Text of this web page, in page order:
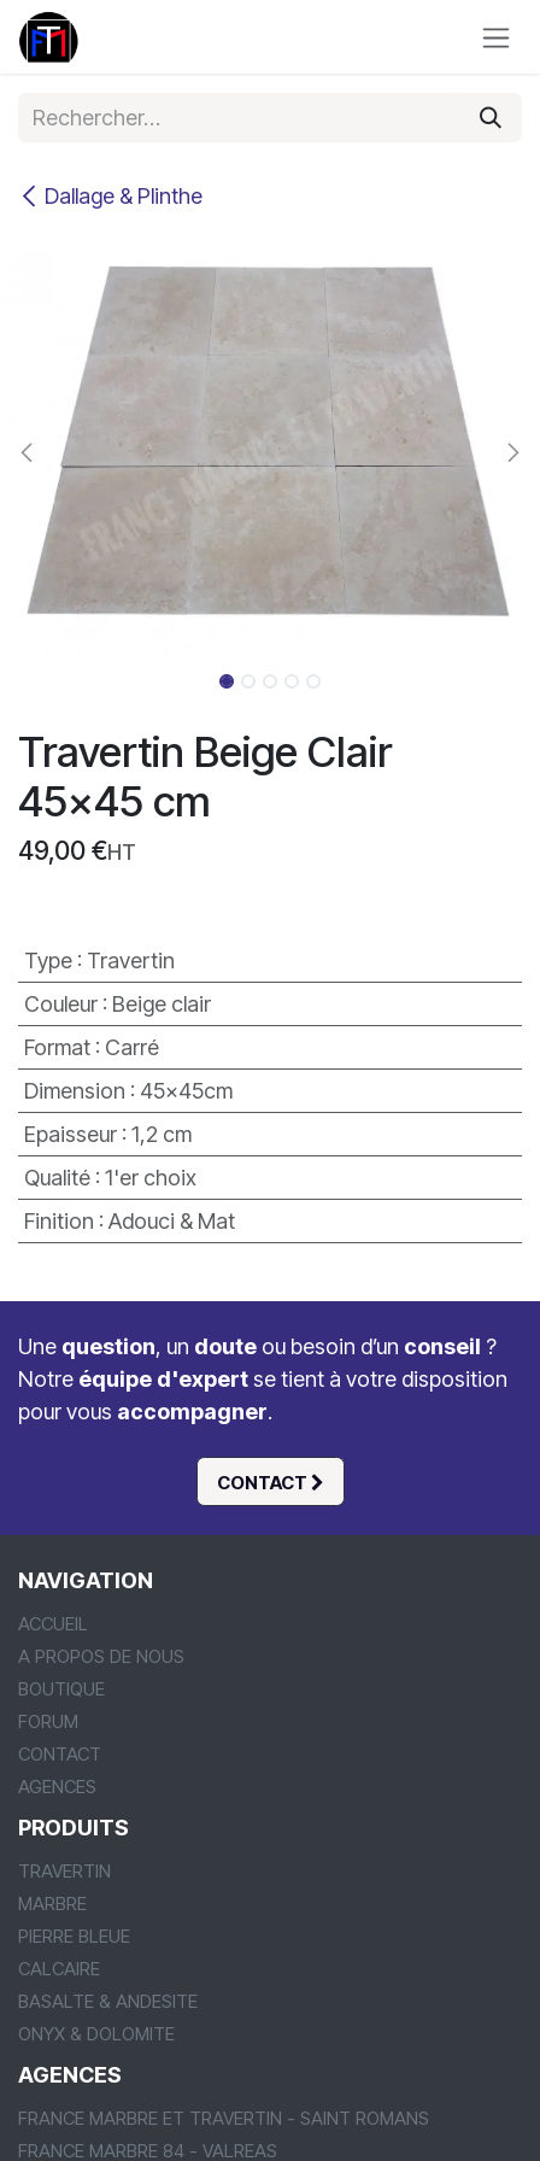
Se rendre au contenu
Dallage & Plinthe
Travertin Beige Clair
45x45 cm
49,00 €HT
Type: Travertin
Couleur: Beige clair
Format: Carré
Dimension : 45x45cm
Epaisseur: 1,2 cm
Qualité: 1'er choix
Finition : Adouci & Mat
CONTACT
Une question, un doute ou besoin d’un conseil ?
Notre équipe d'expert se tient à votre disposition
pour vous accompagner.
NAVIGATION
ACCUEIL
A PROPOS DE NOUS
BOUTIQUE
FORUM
CONTACT
AGENCES
PRODUITS
TRAVERTIN
MARBRE
PIERRE BLEUE
CALCAIRE
BASALTE & ANDESITE
ONYX & DOLOMITE
AGENCES
FRANCE MARBRE ET TRAVERTIN - SAINT ROMANS
FRANCE MARBRE 84 - VALREAS